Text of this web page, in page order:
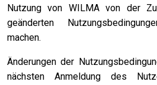
Nutzung von WILMA von der
geänderten
machen.
Änderungen der
nächsten Anmeldung des